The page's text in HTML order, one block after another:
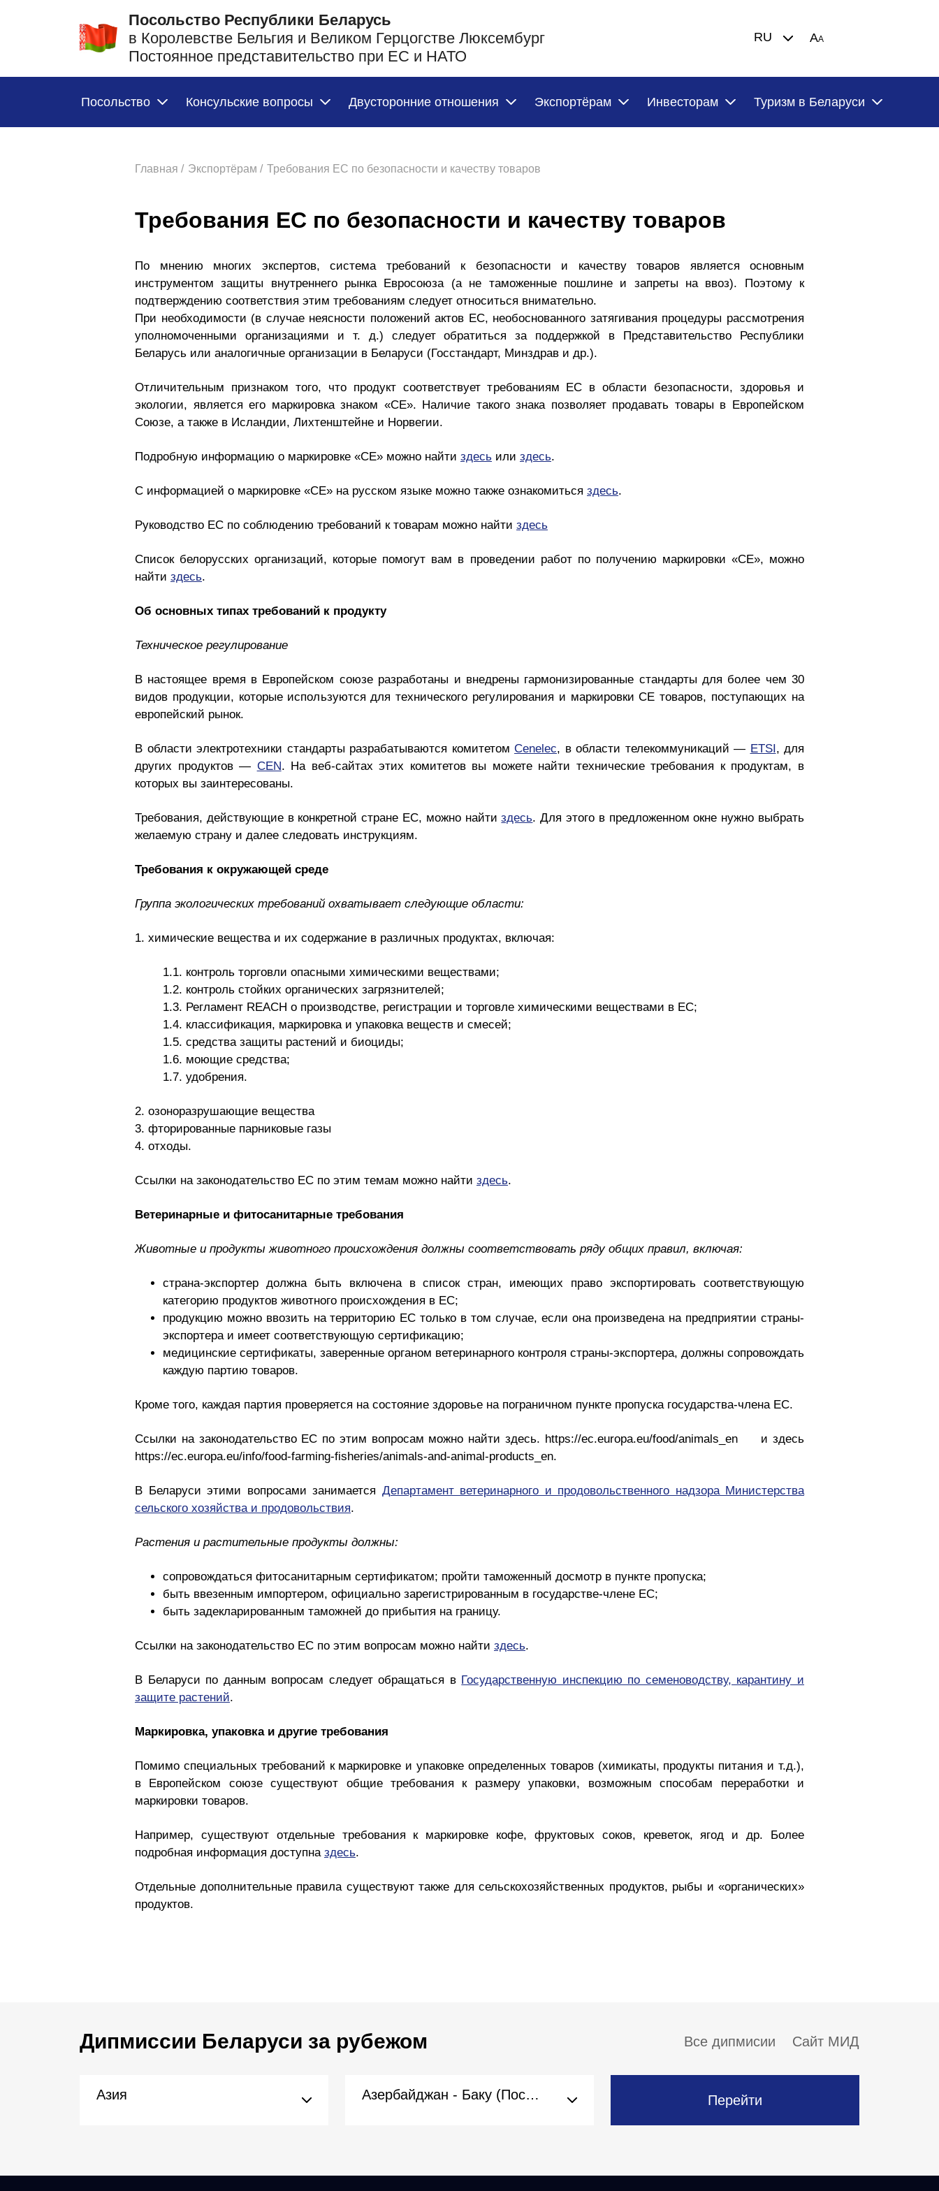
Посольство Республики Беларусь
в Королевстве Бельгия и Великом Герцогстве Люксембург
Постоянное представительство при ЕС и НАТО
RU AA
Посольство Консульские вопросы Двусторонние отношения Экспортёрам Инвесторам Туризм в Беларуси
Главная / Экспортёрам / Требования ЕС по безопасности и качеству товаров
Требования ЕС по безопасности и качеству товаров
По мнению многих экспертов, система требований к безопасности и качеству товаров является основным
инструментом защиты внутреннего рынка Евросоюза (а не таможенные пошлине и запреты на ввоз). Поэтому к
подтверждению соответствия этим требованиям следует относиться внимательно.
При необходимости (в случае неясности положений актов ЕС, необоснованного затягивания процедуры рассмотрения
уполномоченными организациями и т. д.) следует обратиться за поддержкой в Представительство Республики
Беларусь или аналогичные организации в Беларуси (Госстандарт, Минздрав и др.).
Отличительным признаком того, что продукт соответствует требованиям ЕС в области безопасности, здоровья и
экологии, является его маркировка знаком «CE». Наличие такого знака позволяет продавать товары в Европейском
Союзе, а также в Исландии, Лихтенштейне и Норвегии.
Подробную информацию о маркировке «CE» можно найти здесь или здесь.
С информацией о маркировке «CE» на русском языке можно также ознакомиться здесь.
Руководство ЕС по соблюдению требований к товарам можно найти здесь
Список белорусских организаций, которые помогут вам в проведении работ по получению маркировки «СЕ», можно
найти здесь.
Об основных типах требований к продукту
Техническое регулирование
В настоящее время в Европейском союзе разработаны и внедрены гармонизированные стандарты для более чем 30
видов продукции, которые используются для технического регулирования и маркировки CE товаров, поступающих на
европейский рынок.
В области электротехники стандарты разрабатываются комитетом Cenelec, в области телекоммуникаций — ETSI, для
других продуктов — CEN. На веб-сайтах этих комитетов вы можете найти технические требования к продуктам, в
которых вы заинтересованы.
Требования, действующие в конкретной стране ЕС, можно найтиздесь. Для этого в предложенном окне нужно выбрать
желаемую страну и далее следовать инструкциям.
Требования к окружающей среде
Группа экологических требований охватывает следующие области:
1. химические вещества и их содержание в различных продуктах, включая:
1.1. контроль торговли опасными химическими веществами;
1.2. контроль стойких органических загрязнителей;
1.3. Регламент REACH о производстве, регистрации и торговле химическими веществами в ЕС;
1.4. классификация, маркировка и упаковка веществ и смесей;
1.5. средства защиты растений и биоциды;
1.6. моющие средства;
1.7. удобрения.
2. озоноразрушающие вещества
3. фторированные парниковые газы
4. отходы.
Ссылки на законодательство ЕС по этим темам можно найти здесь.
Ветеринарные и фитосанитарные требования
Животные и продукты животного происхождения должны соответствовать ряду общих правил, включая:
страна-экспортер должна быть включена в список стран, имеющих право экспортировать соответствующую
категорию продуктов животного происхождения в ЕС;
продукцию можно ввозить на территорию ЕС только в том случае, если она произведена на предприятии страны-
экспортера и имеет соответствующую сертификацию;
медицинские сертификаты, заверенные органом ветеринарного контроля страны-экспортера, должны сопровождать
каждую партию товаров.
Кроме того, каждая партия проверяется на состояние здоровье на пограничном пункте пропуска государства-члена ЕС.
Ссылки на законодательство ЕС по этим вопросам можно найти здесь. https://ec.europa.eu/food/animals_en и здесь
https://ec.europa.eu/info/food-farming-fisheries/animals-and-animal-products_en.
В Беларуси этими вопросами занимается Департамент ветеринарного и продовольственного надзора Министерства
сельского хозяйства и продовольствия.
Растения и растительные продукты должны:
сопровождаться фитосанитарным сертификатом; пройти таможенный досмотр в пункте пропуска;
быть ввезенным импортером, официально зарегистрированным в государстве-члене ЕС;
быть задекларированным таможней до прибытия на границу.
Ссылки на законодательство ЕС по этим вопросам можно найти здесь.
В Беларуси по данным вопросам следует обращаться в Государственную инспекцию по семеноводству, карантину и
защите растений.
Маркировка, упаковка и другие требования
Помимо специальных требований к маркировке и упаковке определенных товаров (химикаты, продукты питания и т.д.),
в Европейском союзе существуют общие требования к размеру упаковки, возможным способам переработки и
маркировки товаров.
Например, существуют отдельные требования к маркировке кофе, фруктовых соков, креветок, ягод и др. Более
подробная информация доступна здесь.
Отдельные дополнительные правила существуют также для сельскохозяйственных продуктов, рыбы и «органических»
продуктов.
Дипмиссии Беларуси за рубежом Все дипмисии Сайт МИД
Азия Азербайджан - Баку (Посольство) Перейти